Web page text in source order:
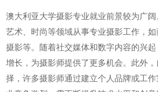
澳大利亚大学摄影专业就业前景较为广阔
艺术、时尚等领域从事专业摄影工作，
摄影等。随着社交媒体和数字内容的兴
增长，为摄影师提供了更多机会。此外
择，许多摄影师通过建立个人品牌或工